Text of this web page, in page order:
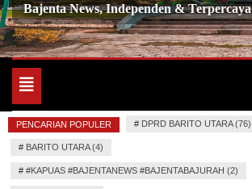
Bajenta News, Independen & Terpercaya
Toggle
navigation
PENCARIAN POPULER # DPRD BARITO UTARA (76)
# BARITO UTARA (4)
# #KAPUAS #BAJENTANEWS #BAJENTABAJURAH (2)